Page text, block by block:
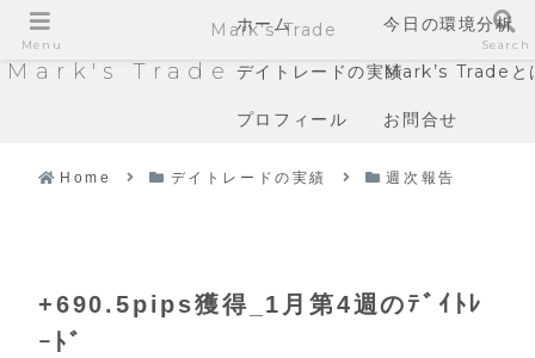
Mark's Trade
ホーム 今日の環境分析
デイトレードの実績Mark’s Tradeと
プロフィール お問合せ
Home デイトレードの実績 週次報告
+690.5pips獲得_1月第4週のﾃﾞｲﾄﾚ
ｰﾄﾞ
Menu
Mark's Trade
Search